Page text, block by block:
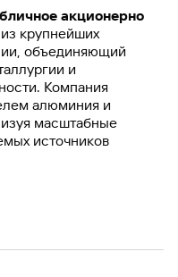
акционерно
крупнейших
объединяющий
и
Компания
алюминия и
масштабные
источников